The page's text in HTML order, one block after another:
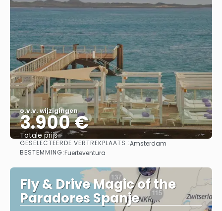
o.v.v. wijzigingen
3.900 €
Totale prijs
Bekijk
GESELECTEERDE VERTREKPLAATS :Amsterdam
BESTEMMING:Fuerteventura
Fly & Drive Magic of the
Paradores Spanje